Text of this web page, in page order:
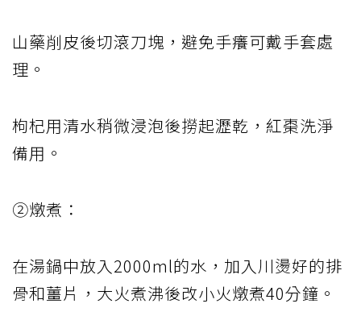
山藥削皮後切滾刀塊，避免手癢可戴手套處
理。
枸杞用清水稍微浸泡後撈起瀝乾，紅棗洗淨
備用。
②燉煮：
在湯鍋中放入2000ml的水，加入川燙好的排
骨和薑片，大火煮沸後改小火燉煮40分鐘。